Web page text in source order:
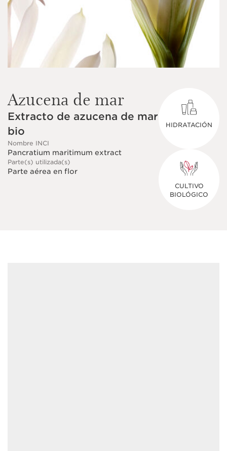
Azucena de mar
Extracto de azucena de mar
bio
Nombre INCI
Pancratium maritimum extract
Parte(s) utilizada(s)
Parte aérea en flor
HIDRATACIÓN
CULTIVO
BIOLÓGICO